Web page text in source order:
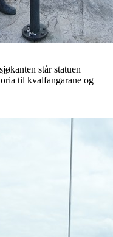
står statuen
til kvalfangarane og